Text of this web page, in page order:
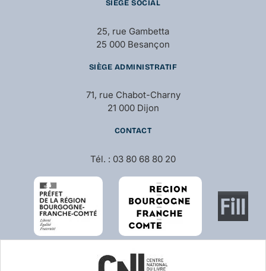
SIÈGE SOCIAL
25, rue Gambetta
25 000 Besançon
SIÈGE ADMINISTRATIF
71, rue Chabot-Charny
21 000 Dijon
CONTACT
Tél. : 03 80 68 80 20